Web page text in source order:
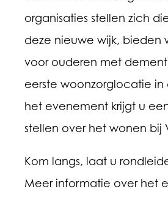
organisaties stellen zich
deze nieuwe wijk, bieden
voor ouderen met
eerste woonzorglocatie
het evenement krijgt u
stellen over het wonen bij
Kom langs, laat u
Meer informatie over het